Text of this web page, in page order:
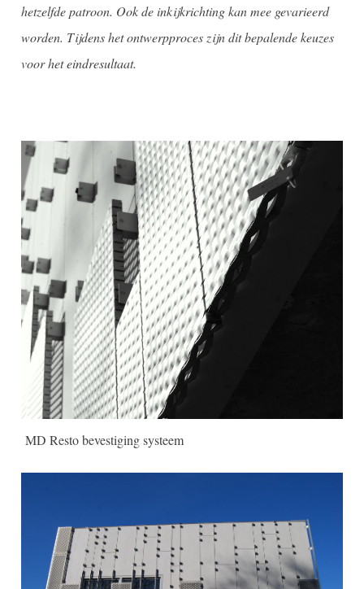
hetzelfde patroon. Ook de inkijkrichting kan mee gevarieerd
worden. Tijdens het ontwerpproces zijn dit bepalende keuzes
voor het eindresultaat.
MD Resto bevestiging systeem